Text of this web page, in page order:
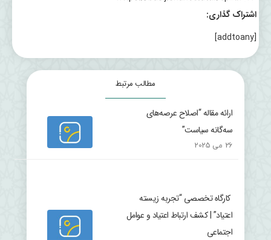
اشتراک گذاری:
[addtoany]
مطالب مرتبط
ارائه مقاله “اصلاح عرصه‌های
سه‌گانه سیاست”
26 می 2025
کارگاه تخصصی “تجربه زیسته
اعتیاد” | کشف ارتباط اعتیاد و عوامل
اجتماعی